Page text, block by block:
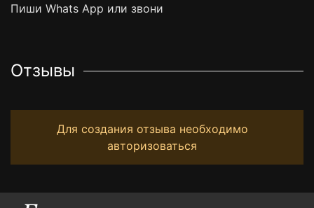
Пиши Whats App или звони
Отзывы
Для создания отзыва необходимо
авторизоваться